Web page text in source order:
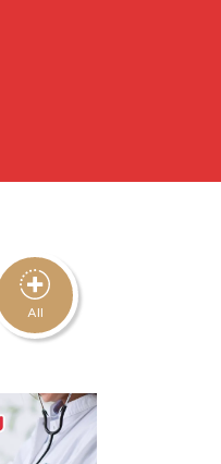
All